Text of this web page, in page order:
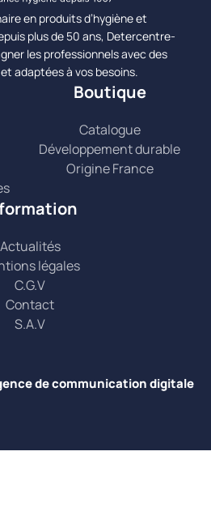
en produits d’hygiène et
plus de 50 ans, Detercentre-
les professionnels avec des
adaptées à vos besoins.
Boutique
Catalogue
Développement durable
Origine France
Actualités
légales
C.G.V
Contact
S.A.V
de communication digitale